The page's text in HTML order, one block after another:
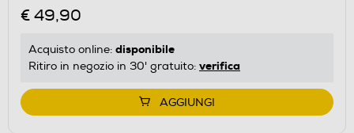
€ 49,90
Acquisto online: disponibile
Ritiro in negozio in 30' gratuito: verifica
AGGIUNGI